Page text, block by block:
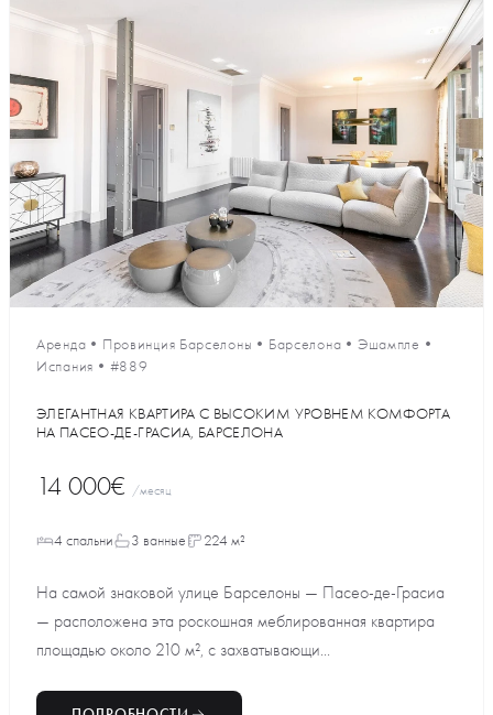
Аренда • Провинция Барселоны • Барселона • Эшампле •
Испания • #889
ЭЛЕГАНТНАЯ КВАРТИРА С ВЫСОКИМ УРОВНЕМ КОМФОРТА
НА ПАСЕО-ДЕ-ГРАСИА, БАРСЕЛОНА
14 000€ /месяц
4 спальни 3 ванные 224 м²
На самой знаковой улице Барселоны — Пасео-де-Грасиа
— расположена эта роскошная меблированная квартира
площадью около 210 м², с захватывающи...